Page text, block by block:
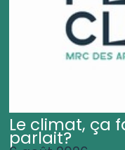
Le climat, ça
parlait?